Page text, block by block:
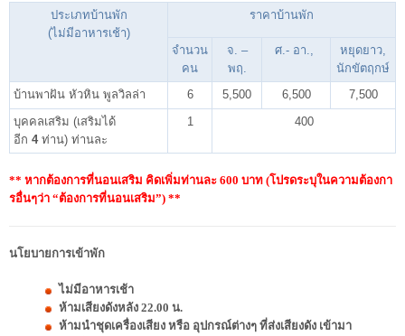
ประเภทบ้านพัก
(ไม่มีอาหารเช้า)
ราคาบ้านพัก
จำนวน
คน
จ. –
พฤ.
ศ.- อา.,
หยุดยาว,
นักขัตฤกษ์
บ้านพาฝัน หัวหิน พูลวิลล่า
6 5,500 6,500
7,500
บุคคลเสริม (เสริมได้
อีก 4ท่าน) ท่านละ
1 400
** หากต้องการที่นอนเสริม คิดเพิ่มท่านละ 600 บาท (โปรดระบุในความต้องกา
รอื่นๆว่า “ต้องการที่นอนเสริม”) **
นโยบายการเข้าพัก
ไม่มีอาหารเช้า
ห้ามเสียงดังหลัง 22.00 น.
ห้ามนำชุดเครื่องเสียง หรือ อุปกรณ์ต่างๆ ที่ส่งเสียงดัง เข้ามา